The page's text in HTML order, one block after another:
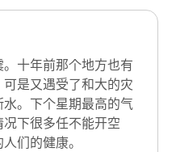
十年前那个地方也有
是又遇受了和大的灾
。下个星期最高的气
下很多任不能开空
们的健康。